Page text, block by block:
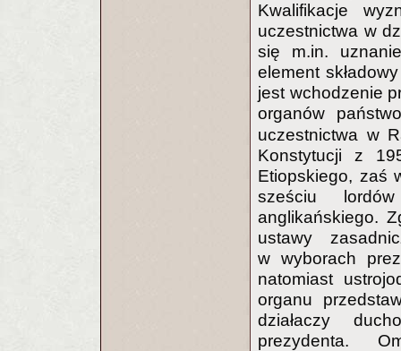
Kwalifikacje
uczestnictwa w
się m.in.
element
jest wchodzenie
organów
uczestnictwa w
Konstytucji z
Etiopskiego, zaś
sześciu
anglikańskiego.
ustawy
w wyborach
natomiast
organu
działaczy
prezydenta.